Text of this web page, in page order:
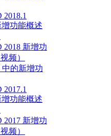
2018.1
增功能概述
2018 新增功
频）
中的新增功
2017.1
增功能概述
2017 新增功
频）